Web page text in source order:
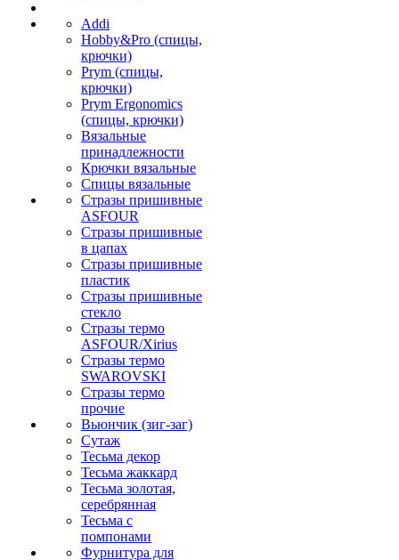
Addi
Hobby&Pro (спицы,
крючки)
Prym (спицы,
крючки)
Prym Ergonomics
(спицы, крючки)
Вязальные
принадлежности
Крючки вязальные
Спицы вязальные
Стразы пришивные
ASFOUR
Стразы пришивные
в цапах
Стразы пришивные
пластик
Стразы пришивные
стекло
Стразы термо
ASFOUR/Xirius
Стразы термо
SWAROVSKI
Стразы термо
прочие
Вьюнчик (зиг-заг)
Сутаж
Тесьма декор
Тесьма жаккард
Тесьма золотая,
серебрянная
Тесьма с
помпонами
Фурнитура для